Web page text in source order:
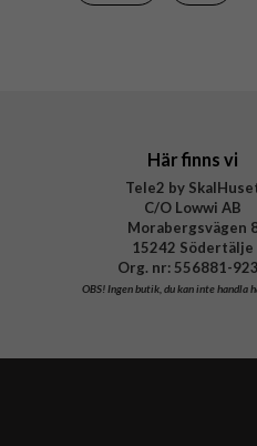
Här finns vi
Tele2 by
C/O Lowwi AB
Morabergsvägen
15242 Södertälje
Org. nr: 556881-
OBS!Ingen butik, du kan inte handla